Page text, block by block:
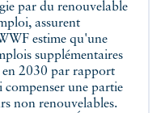
par du renouvelable
assurent
estime qu'une
supplémentaires
en 2030 par rapport
compenser une partie
non renouvelables.